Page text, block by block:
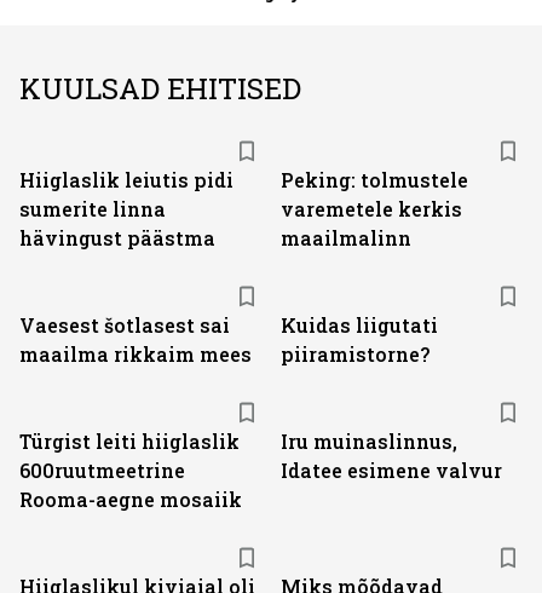
KUULSAD EHITISED
Hiiglaslik leiutis pidi
sumerite linna
hävingust päästma
Peking: tolmustele
varemetele kerkis
maailmalinn
Vaesest šotlasest sai
maailma rikkaim mees
Kuidas liigutati
piiramistorne?
Türgist leiti hiiglaslik
600ruutmeetrine
Rooma-aegne mosaiik
Iru muinaslinnus,
Idatee esimene valvur
Hiiglaslikul kiviaial oli
Miks mõõdavad